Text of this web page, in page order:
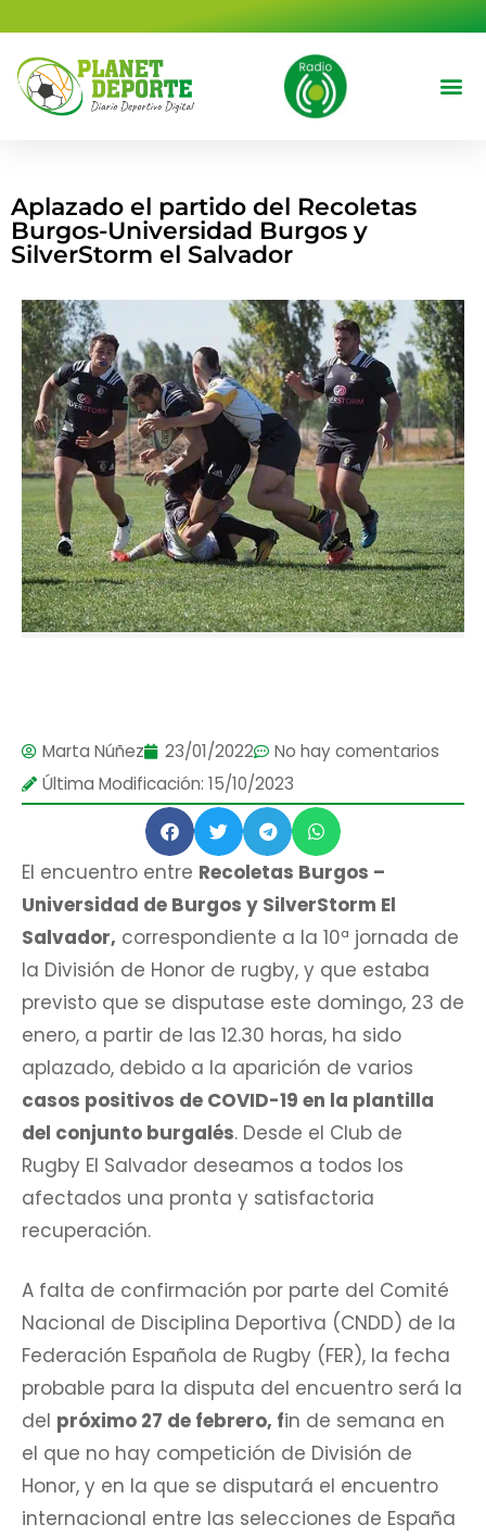
Aplazado el partido del Recoletas
Burgos-Universidad Burgos y
SilverStorm el Salvador
Marta Núñez 23/01/2022
No hay comentarios
Última Modificación: 15/10/2023
El encuentro entre Recoletas Burgos –
Universidad de Burgos y SilverStorm El
Salvador, correspondiente a la 10ª jornada de
la División de Honor de rugby, y que estaba
previsto que se disputase este domingo, 23 de
enero, a partir de las 12.30 horas, ha sido
aplazado, debido a la aparición de varios
casos positivos de COVID-19 en la plantilla
del conjunto burgalés. Desde el Club de
Rugby El Salvador deseamos a todos los
afectados una pronta y satisfactoria
recuperación.
A falta de confirmación por parte del Comité
Nacional de Disciplina Deportiva (CNDD) de la
Federación Española de Rugby (FER), la fecha
probable para la disputa del encuentro será la
del próximo 27 de febrero, fin de semana en
el que no hay competición de División de
Honor, y en la que se disputará el encuentro
internacional entre las selecciones de España